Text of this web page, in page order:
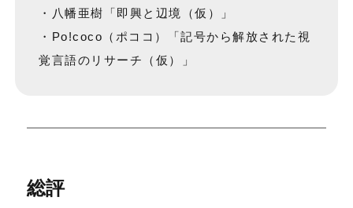
・八幡亜樹「即興と辺境（仮）」
・Po!coco（ポココ）「記号から解放された視
覚言語のリサーチ（仮）」
総評